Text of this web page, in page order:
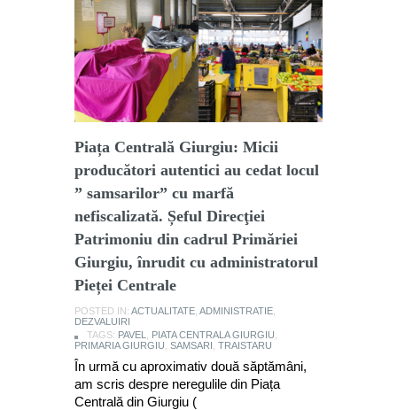
Piața Centrală Giurgiu: Micii
producători autentici au cedat locul
” samsarilor” cu marfă
nefiscalizată. Șeful Direcţiei
Patrimoniu din cadrul Primăriei
Giurgiu, înrudit cu administratorul
Pieței Centrale
POSTED IN: ACTUALITATE ADMINISTRATIE
DEZVALUIRI
TAGS: PAVEL PIATA CENTRALA GIURGIU
PRIMARIA GIURGIU SAMSARI TRAISTARU
În urmă cu aproximativ două săptămâni,
am scris despre neregulile din Piața
Centrală din Giurgiu (